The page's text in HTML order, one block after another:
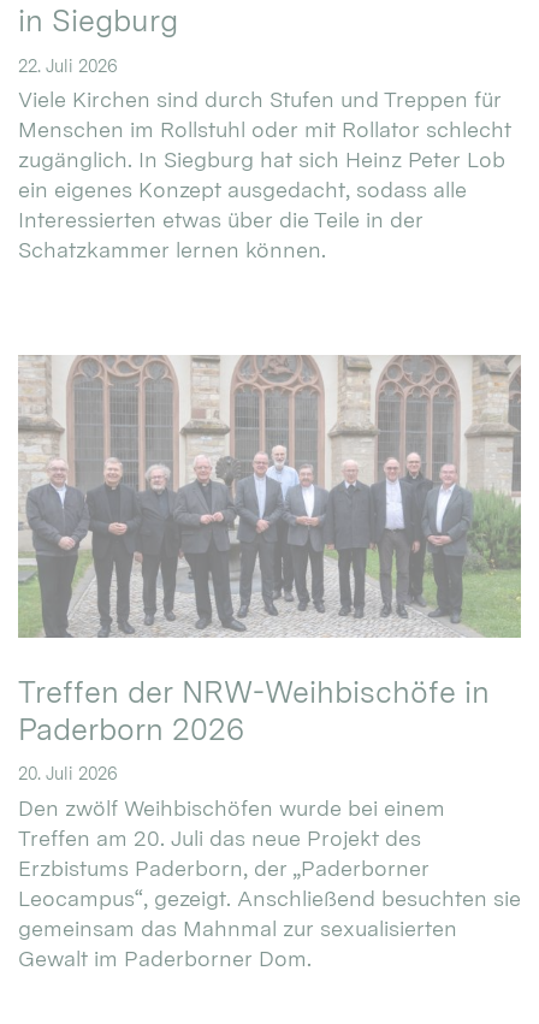
in Siegburg
22. Juli 2026
Viele Kirchen sind durch Stufen und Treppen für
Menschen im Rollstuhl oder mit Rollator schlecht
zugänglich. In Siegburg hat sich Heinz Peter Lob
ein eigenes Konzept ausgedacht, sodass alle
Interessierten etwas über die Teile in der
Schatzkammer lernen können.
Treffen der NRW-Weihbischöfe in
Paderborn 2026
20. Juli 2026
Den zwölf Weihbischöfen wurde bei einem
Treffen am 20. Juli das neue Projekt des
Erzbistums Paderborn, der „Paderborner
Leocampus“, gezeigt. Anschließend besuchten sie
gemeinsam das Mahnmal zur sexualisierten
Gewalt im Paderborner Dom.